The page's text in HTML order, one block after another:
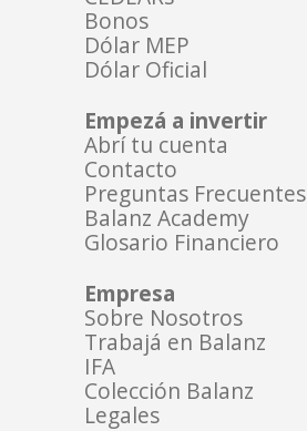
Bonos
Dólar MEP
Dólar Oficial
Empezá a invertir
Abrí tu cuenta
Contacto
Preguntas Frecuentes
Balanz Academy
Glosario Financiero
Empresa
Sobre Nosotros
Trabajá en Balanz
IFA
Colección Balanz
Legales